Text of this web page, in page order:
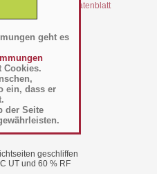
geht es
Cookies.
ein, dass er
der Seite
file_8749.pdf Datenblatt
- 484253781
geschliffen
UT und 60 % RF